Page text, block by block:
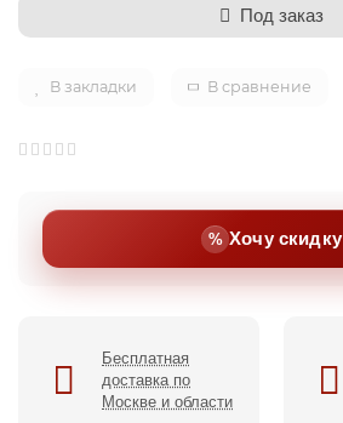
Под заказ
В закладки В сравнение
Хочу скидку
Бесплатная
доставка по
Москве и области